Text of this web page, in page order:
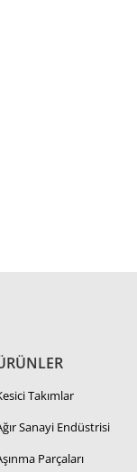
Takımlar
Sanayi Endüstrisi
Parçaları